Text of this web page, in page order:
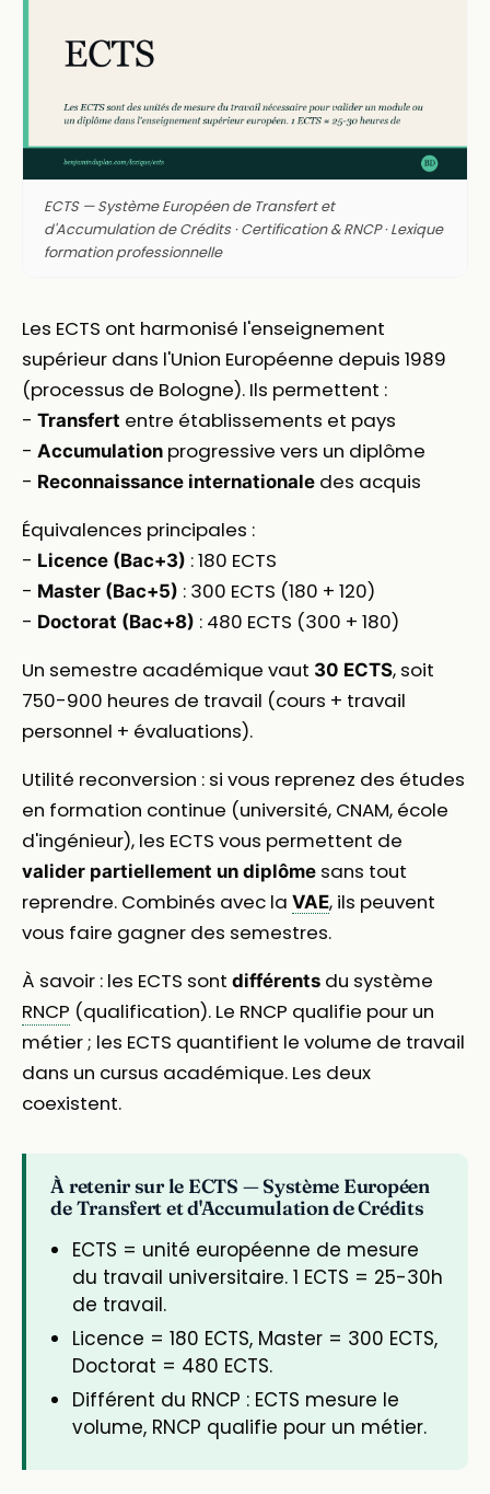
ECTS — Système Européen de Transfert et
d'Accumulation de Crédits · Certification & RNCP · Lexique
formation professionnelle
Les ECTS ont harmonisé l'enseignement
supérieur dans l'Union Européenne depuis 1989
(processus de Bologne). Ils permettent :
- Transfert entre établissements et pays
- Accumulation progressive vers un diplôme
- Reconnaissance internationale des acquis
Équivalences principales :
- Licence (Bac+3) : 180 ECTS
- Master (Bac+5) : 300 ECTS (180 + 120)
- Doctorat (Bac+8) : 480 ECTS (300 + 180)
Un semestre académique vaut 30 ECTS, soit
750-900 heures de travail (cours + travail
personnel + évaluations).
Utilité reconversion : si vous reprenez des études
en formation continue (université, CNAM, école
d'ingénieur), les ECTS vous permettent de
valider partiellement un diplôme sans tout
reprendre. Combinés avec la VAE, ils peuvent
vous faire gagner des semestres.
À savoir : les ECTS sont différents du système
RNCP (qualification). Le RNCP qualifie pour un
métier ; les ECTS quantifient le volume de travail
dans un cursus académique. Les deux
coexistent.
À retenir sur le ECTS — Système Européen
de Transfert et d'Accumulation de Crédits
ECTS = unité européenne de mesure
du travail universitaire. 1 ECTS = 25-30h
de travail.
Licence = 180 ECTS, Master = 300 ECTS,
Doctorat = 480 ECTS.
Différent du RNCP : ECTS mesure le
volume, RNCP qualifie pour un métier.